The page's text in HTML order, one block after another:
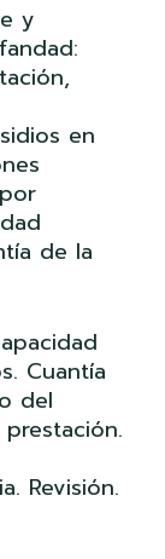
y
en
de la
Cuantía
del
Revisión.